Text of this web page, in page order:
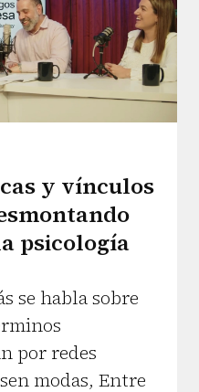
y vínculos
psicología
se habla sobre
por redes
modas, Entre